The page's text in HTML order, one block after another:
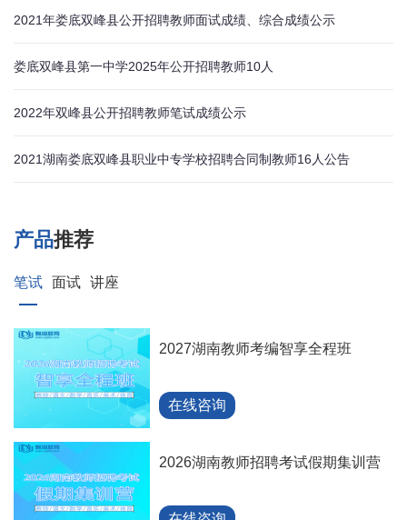
2021年娄底双峰县公开招聘教师面试成绩、综合成绩公示
娄底双峰县第一中学2025年公开招聘教师10人
2022年双峰县公开招聘教师笔试成绩公示
2021湖南娄底双峰县职业中专学校招聘合同制教师16人公告
产品推荐
笔试 面试 讲座
2027湖南教师考编智享全程班
在线咨询
2026湖南教师招聘考试假期集训营